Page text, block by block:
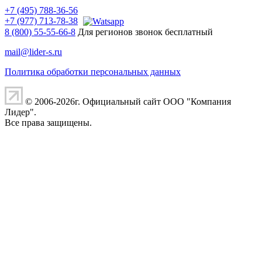
+7 (495) 788-36-56
+7 (977) 713-78-38
8 (800) 55-55-66-8 Для регионов звонок бесплатный
mail@lider-s.ru
Политика обработки персональных данных
© 2006-2026г. Официальный сайт ООО "Компания
Лидер".
Все права защищены.